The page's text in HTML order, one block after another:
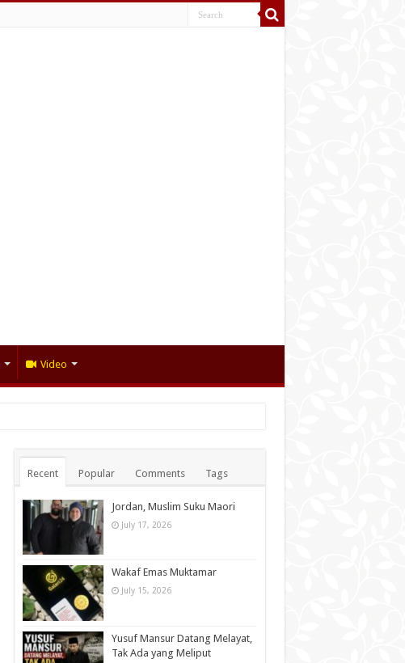
Video
Recent Popular Comments Tags
Jordan, Muslim Suku Maori
July 17, 2026
Wakaf Emas Muktamar
July 15, 2026
Yusuf Mansur Datang Melayat,
Tak Ada yang Meliput